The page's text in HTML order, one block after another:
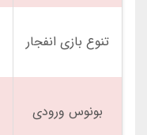
تنوع بازی انفجار
بونوس ورودی